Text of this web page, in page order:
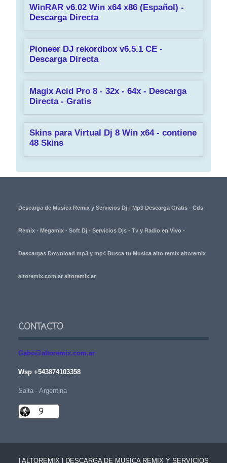
WinRAR v6.02 Win x64 x86 (Español) -
Descarga Directa
Pioneer DJ rekordbox v6.5.1 CE -
Descarga Directa
Magix Acid Pro 8 - 32x - 64x - Descarga
Directa - Gratis
Skins para Virtual Dj 8 Win x64 - contiene
48 Skins
Descarga de Musica Remix y Servicios Dj - Mp3 Descarga Gratis - Cds
Remix - Megamix - Soft Dj - Servicios Djs - Tv y Radio en Vivo -
Descargas Download mp3 y mp4 Busca tu Musica alto remix altoremix
altoremix.com.ar altoremix.ar
CONTACTO
Gabo@altoremix.com.ar
Wsp +543874103358
Salta - Argentina
| ALTOREMIX | DESCARGA DE MUSICA REMIX Y SERVICIOS